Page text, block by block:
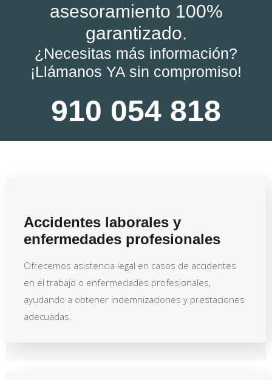
asesoramiento 100%
garantizado.
¿Necesitas más información?
¡Llámanos YA sin compromiso!
910 054 818
Accidentes laborales y
enfermedades profesionales
Ofrecemos asistencia legal en casos de accidentes
en el trabajo o enfermedades profesionales,
ayudando a obtener indemnizaciones y prestaciones
adecuadas.